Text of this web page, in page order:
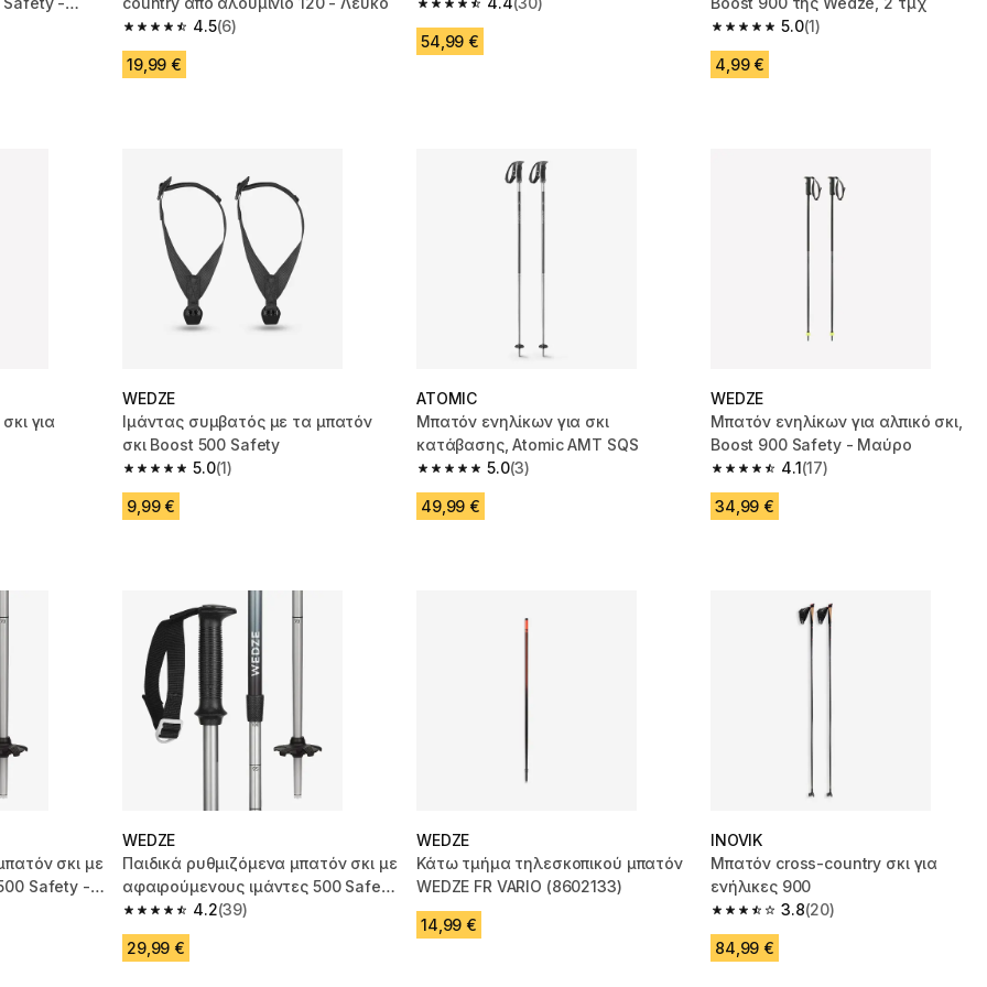
4.5
4.5 out of 5 stars from 6 reviews
(6)
19,99 €
4.4 out of 5 stars from 30 reviews
54,99 €
5.0
5.0 out of 5 stars from 1 reviews
(1)
4,99 €
για
WEDZE
Ιμάντας συμβατός με τα μπατόν
σκι Boost 500 Safety
5.0
5.0 out of 5 stars from 1 reviews
(1)
9,99 €
ATOMIC
Μπατόν ενηλίκων για σκι
κατάβασης, Atomic AMT SQS
5.0
5.0 out of 5 stars from 3 reviews
(3)
49,99 €
WEDZE
Μπατόν ενηλίκων για αλπικό σκι,
Boost 900 Safety - Μαύρο
4.1
4.1 out of 5 stars from 17 reviews
(17)
34,99 €
σκι με
Safety -
WEDZE
Παιδικά ρυθμιζόμενα μπατόν σκι με
αφαιρούμενους ιμάντες 500 Safety
- Μαύρο 4.2
4.2 out of 5 stars from 39 reviews
(39)
29,99 €
WEDZE
Κάτω τμήμα τηλεσκοπικού μπατόν
WEDZE FR VARIO (8602133)
14,99 €
INOVIK
Μπατόν cross-country σκι για
ενήλικες 900
3.8
3.8 out of 5 stars from 20 reviews
(20)
84,99 €